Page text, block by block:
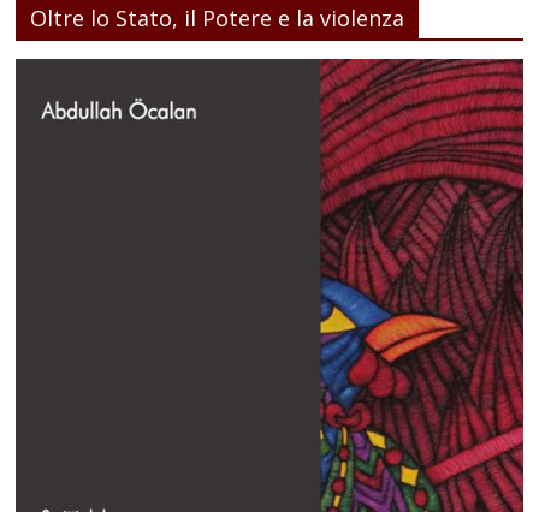
Oltre lo Stato, il Potere e la violenza